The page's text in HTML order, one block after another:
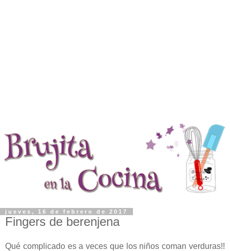
jueves, 16 de febrero de 2017
Fingers de berenjena
Qué complicado es a veces que los niños coman verduras!!